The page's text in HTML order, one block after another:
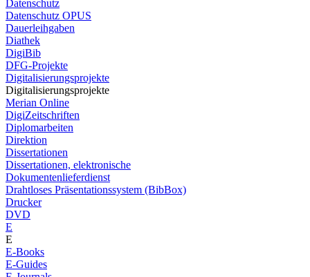
Datenschutz
Datenschutz OPUS
Dauerleihgaben
Diathek
DigiBib
DFG-Projekte
Digitalisierungsprojekte
Digitalisierungsprojekte
Merian Online
DigiZeitschriften
Diplomarbeiten
Direktion
Dissertationen
Dissertationen, elektronische
Dokumentenlieferdienst
Drahtloses Präsentationssystem (BibBox)
Drucker
DVD
E
E
E-Books
E-Guides